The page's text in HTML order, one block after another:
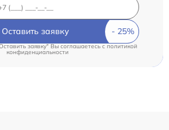
Оставить заявку
заявку" Вы соглашаетесь cполитикой
конфиденциальности